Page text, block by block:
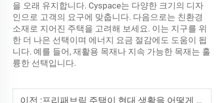
을 오래 유지합니다. Cyspace는 다양한 크기의 디자
인으로 고객의 요구에 맞춥니다. 다음으로는 친환경
소재로 지어진 주택을 고려해 보세요. 이는 지구를 위
한 더 나은 선택이며 에너지 요금 절감에도 도움이 됩
니다. 예를 들어, 재활용 목재나 지속 가능한 목재는 훌
륭한 선택입니다.
이전 :프리패브릭 주택이 현대 생활을 어떻게 재정의하고 있는가